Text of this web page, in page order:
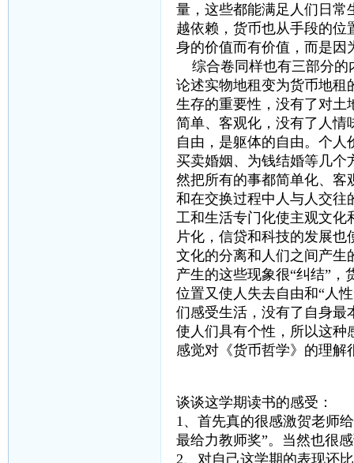
量，这些都能满足人们日常
越依赖，货币也从手段的位
身的价值而有价值，而是因
综合卷同样也有三部分的
论述实物地租变为货币地租
生存的重要性，没有了对土
简单、客观化，没有了人情
自由，是躯体的自由。个
买卖婚姻、为钱结婚等几个
然把所有的事都简单化、客
和在交换过程中人与人交往
工和生活专门化使主观文化
片化，信贷和科技的发展
文化的分离和人们之间产生
产生的这些现象很“纠结”
位置又使人失去自由和“人
们感受生活，没有了自身最
使人们具有个性，所以这种
感觉对《货币哲学》的理解
谈谈这学期读书的感受：
1、首先真的很感激贺老师
最给力教师奖”。当然也很
2、对自己这学期的表现还